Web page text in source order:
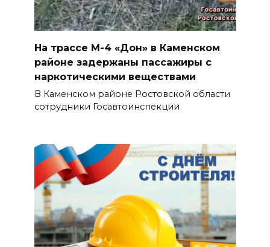
На трассе М-4 «Дон» в Каменском
районе задержаны пассажиры с
наркотическими веществами
В Каменском районе Ростовской области
сотрудники Госавтоинспекции